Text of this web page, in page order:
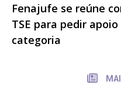
Fenajufe se reúne
TSE para pedir
categoria